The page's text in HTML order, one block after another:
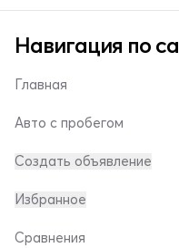
Навигация по
Главная
Авто с пробегом
Создать объявление
Избранное
Сравнения